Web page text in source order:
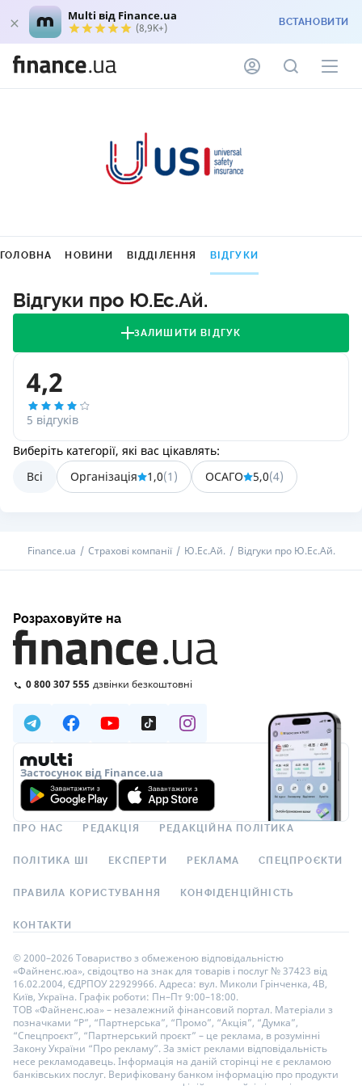
Multi від Finance.ua
(8,9K+) ВСТАНОВИТИ
ГОЛОВНА НОВИНИ ВІДДІЛЕННЯ ВІДГУКИ
Відгуки про Ю.Ес.Ай.
ЗАЛИШИТИ ВІДГУК
4,2
5 відгуків
Виберіть категорії, які вас цікавлять:
Всі
Організація 1,0(1 ) ОСАГО 5,0(4)
Finance.ua Страхові компанії Ю.Ес.Ай. Відгуки про Ю.Ес.Ай.
Розраховуйте на
0 800 307 555 дзвінки безкоштовні
Застосунок від Finance.ua
ПРО НАС РЕДАКЦІЯ РЕДАКЦІЙНА ПОЛІТИКА
ПОЛІТИКА ШІ ЕКСПЕРТИ РЕКЛАМА СПЕЦПРОЄКТИ
ПРАВИЛА КОРИСТУВАННЯ КОНФІДЕНЦІЙНІСТЬ
КОНТАКТИ
© 2000–2026 Товариство з обмеженою відповідальністю
«Файненс.юа», свідоцтво на знак для товарів і послуг № 37423 від
16.02.2004, ЄДРПОУ 22929966. Адреса: вул. Миколи Грінченка, 4В,
Київ, Україна. Графік роботи: Пн–Пт 9:00–18:00.
ТОВ «Файненс.юа» – незалежний фінансовий портал. Матеріали з
позначками “Р”, “Партнерська”, “Промо”, “Акція”, “Думка”,
“Спецпроєкт”, “Партнерський проєкт” – це реклама, в розумінні
Закону України “Про рекламу”. За зміст реклами відповідальність
несе рекламодавець. Інформація на даній сторінці не є рекламою
банківських послуг. Верифіковану банком інформацію про продукти